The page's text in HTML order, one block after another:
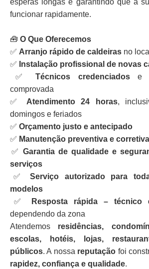
esperas longas e garantindo que a
funcionar rapidamente.
🧰 O Que Oferecemos
✅ Arranjo rápido de caldeiras no local
✅ Instalação profissional de novas
✅Técnicos credenciadose
comprovada
✅ Atendimento 24 horas,
domingos e feriados
✅ Orçamento justo e antecipado
✅ Manutenção preventiva e corretiva
✅Garantia de qualidade e
serviços
✅Serviço autorizado para
modelos
✅
Resposta rápida –
dependendo da zona
Atendemos residências,
escolas, hotéis, lojas,
públicos. A nossa reputação foi
rapidez, confiança e qualidade.